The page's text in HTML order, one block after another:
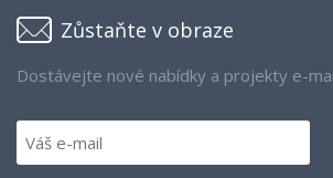
Zůstaňte v obraze
Dostávejte nové nabídky a projekty e-